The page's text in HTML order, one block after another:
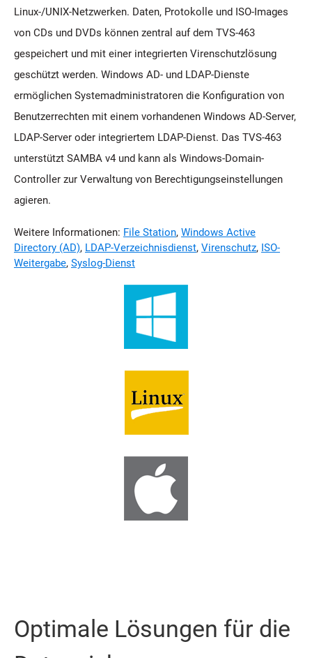
Linux-/UNIX-Netzwerken. Daten, Protokolle und ISO-Images
von CDs und DVDs können zentral auf dem TVS-463
gespeichert und mit einer integrierten Virenschutzlösung
geschützt werden. Windows AD- und LDAP-Dienste
ermöglichen Systemadministratoren die Konfiguration von
Benutzerrechten mit einem vorhandenen Windows AD-Server,
LDAP-Server oder integriertem LDAP-Dienst. Das TVS-463
unterstützt SAMBA v4 und kann als Windows-Domain-
Controller zur Verwaltung von Berechtigungseinstellungen
agieren.
Weitere Informationen: File Station, Windows Active
Directory (AD), LDAP-Verzeichnisdienst, Virenschutz, ISO-
Weitergabe, Syslog-Dienst
Optimale Lösungen für die